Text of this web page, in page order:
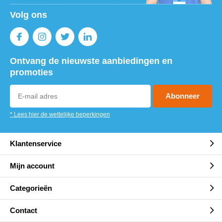
Volg ons
Ontvang de nieuwste aanbiedingen en
promoties
Abonneer
* Lees hier de wettelijke beperkingen
Klantenservice
Mijn account
Categorieën
Contact